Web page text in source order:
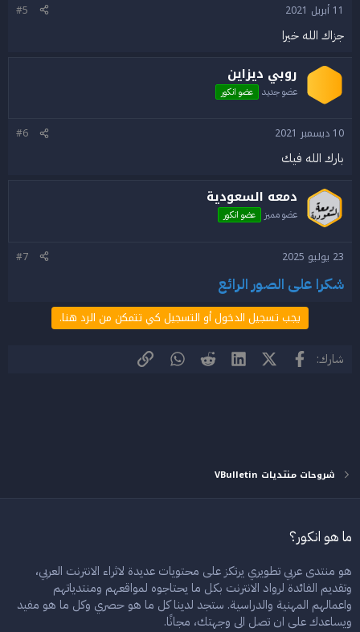
11 أبريل 2021
#5
جزاك الله خيرا
روبي ديزاين
عضو جديد عضو انكور
10 ديسمبر 2021
#6
بارك الله فيك
دمعه السعودية
عضو مميز عضو انكور
23 يوليو 2025 #7
شكرا على الصور الرائع
يجب تسجيل الدخول أو التسجيل كي تتمكن من الرد هنا.
شارك: فيسبوك X (Twitter)
LinkedIn
Reddit
WhatsApp
الرابط
شروحات منتديات VBulletin
ما هو انكور؟
هو منتدى عربي تطويري يرتكز على محتويات عديدة لاثراء الانترنت العربي،
وتقديم الفائدة لرواد الانترنت بكل ما يحتاجوه لمواقعهم ومنتدياتهم
واعمالهم المهنية والدراسية. ستجد لدينا كل ما هو حصري وكل ما هو مفيد
ويساعدك على ان تصل الى وجهتك، مجانًا.